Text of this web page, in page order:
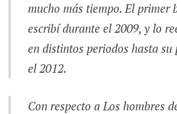
mucho más tiempo. El primer
escribí durante el 2009, y lo
en distintos periodos hasta su
el 2012.
Con respecto a Los hombres